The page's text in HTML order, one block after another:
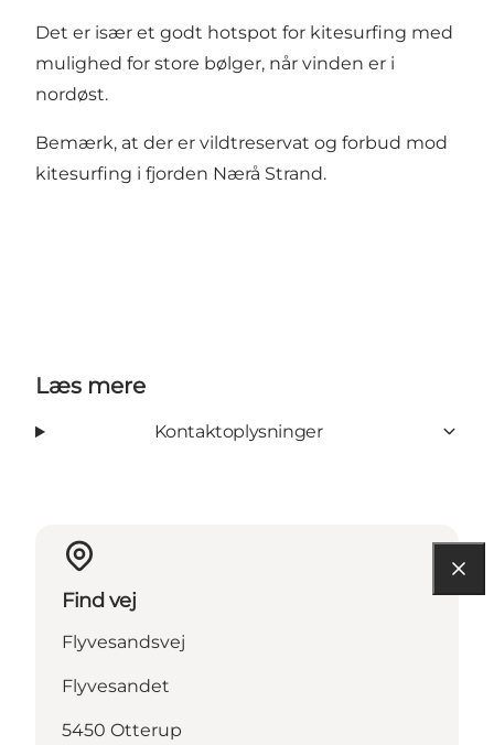
Det er især et godt hotspot for kitesurfing med
mulighed for store bølger, når vinden er i
nordøst.
Bemærk, at der er vildtreservat og forbud mod
kitesurfing i fjorden Nærå Strand.
Læs mere
Kontaktoplysninger
Find vej
Flyvesandsvej
Flyvesandet
5450 Otterup